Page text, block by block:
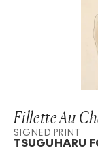
Fillette Au
SIGNED PRINT
TSUGUHARU